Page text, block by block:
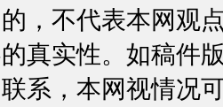
，不代表本网观
真实性。如稿件
系，本网视情况